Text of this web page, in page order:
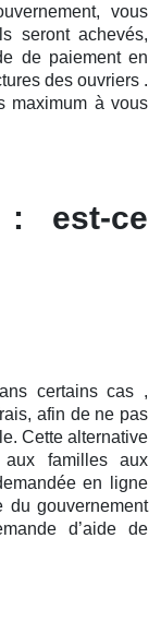
vous
seront achevés,
de paiement en
des ouvriers .
maximum à vous
est-ce
certains cas ,
afin de ne pas
Cette alternative
aux familles aux
en ligne
du gouvernement
d’aide de